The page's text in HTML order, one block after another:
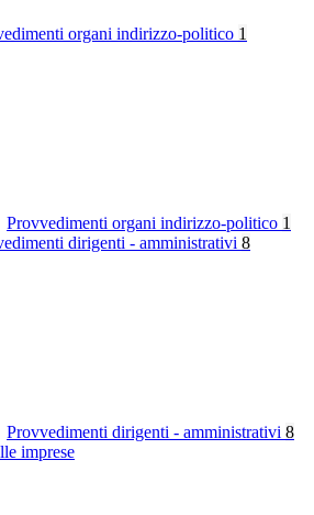
organi indirizzo-politico 1
Provvedimenti organi indirizzo-politico 1
dirigenti - amministrativi 8
Provvedimenti dirigenti - amministrativi 8
imprese